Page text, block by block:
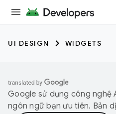
UI DESIGN WIDGETS
Google sử dụng công nghệ
ngôn ngữ bạn ưu tiên. Bản